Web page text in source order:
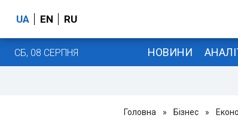
UA EN RU
СБ, 08 СЕРПНЯ НОВИНИ
Головна » Бізнес »